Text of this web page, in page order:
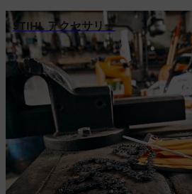
STIHL アクセサリー